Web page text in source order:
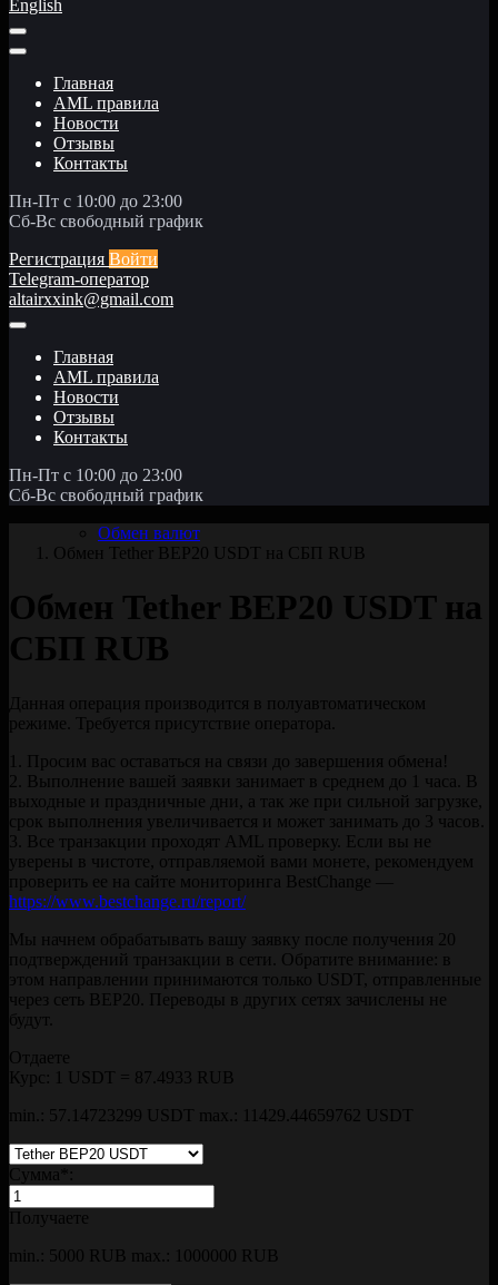
English
Главная
AML правила
Новости
Отзывы
Контакты
Пн-Пт с 10:00 до 23:00
Сб-Вс свободный график
Регистрация Войти
Telegram-оператор
altairxxink@gmail.com
Главная
AML правила
Новости
Отзывы
Контакты
Пн-Пт с 10:00 до 23:00
Сб-Вс свободный график
Обмен валют
Обмен Tether BEP20 USDT на СБП RUB
Обмен Tether BEP20 USDT на
СБП RUB
Данная операция производится в полуавтоматическом
режиме. Требуется присутствие оператора.
1. Просим вас оставаться на связи до завершения обмена!
2. Выполнение вашей заявки занимает в среднем до 1 часа. В
выходные и праздничные дни, а так же при сильной загрузке,
срок выполнения увеличивается и может занимать до 3 часов.
3. Все транзакции проходят AML проверку. Если вы не
уверены в чистоте, отправляемой вами монете, рекомендуем
проверить ее на сайте мониторинга BestChange —
https://www.bestchange.ru/report/
Мы начнем обрабатывать вашу заявку после получения 20
подтверждений транзакции в сети. Обратите внимание: в
этом направлении принимаются только USDT, отправленные
через сеть BEP20. Переводы в других сетях зачислены не
будут.
Отдаете
Курс:
1 USDT = 87.4933 RUB
min.: 57.14723299 USDT
max.: 11429.44659762 USDT
Сумма
Получаете
min.: 5000 RUB max.: 1000000 RUB